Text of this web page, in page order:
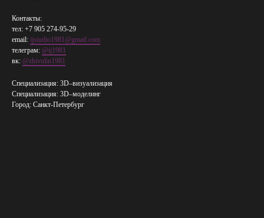
Контакты:
тел: +7 905 274-95-29
email: ijstudio1981@gmail.com
телеграм: @ij1981
вк: @zhivulin1981
Специализация: 3D–визуализация
Специализация: 3D–​моделинг
Город: Санкт-Петербург